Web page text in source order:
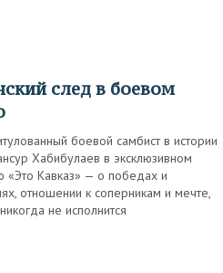
боевой самбист в истории
Хабибулаев в эксклюзивном
«Это Кавказ» — о победах и
отношении к соперникам и мечте,
не исполнится